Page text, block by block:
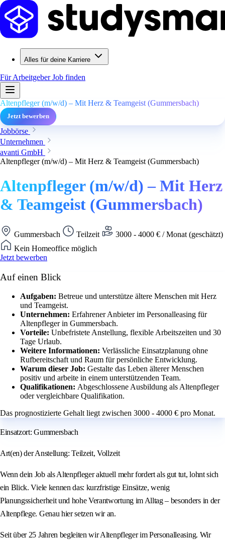
Alles für deine Karriere
Für ArbeitgeberJob finden
Altenpfleger (m/w/d) – Mit Herz & Teamgeist (Gummersbach)
Jetzt bewerben
Jobbörse
Unternehmen
avanti GmbH
Altenpfleger (m/w/d) – Mit Herz & Teamgeist (Gummersbach)
Altenpfleger (m/w/d) – Mit Herz
& Teamgeist (Gummersbach)
Gummersbach Teilzeit
3000 - 4000 € / Monat (geschätzt)
Kein Homeoffice möglich
Jetzt bewerben
Auf einen Blick
Aufgaben: Betreue und unterstütze ältere Menschen mit Herz
und Teamgeist.
Unternehmen: Erfahrener Anbieter im Personalleasing für
Altenpfleger in Gummersbach.
Vorteile: Unbefristete Anstellung, flexible Arbeitszeiten und 30
Tage Urlaub.
Weitere Informationen: Verlässliche Einsatzplanung ohne
Rufbereitschaft und Raum für persönliche Entwicklung.
Warum dieser Job: Gestalte das Leben älterer Menschen
positiv und arbeite in einem unterstützenden Team.
Qualifikationen: Abgeschlossene Ausbildung als Altenpfleger
oder vergleichbare Qualifikation.
Das prognostizierte Gehalt liegt zwischen 3000 - 4000 € pro Monat.
Einsatzort: Gummersbach
Art(en) der Anstellung: Teilzeit, Vollzeit
Wenn dein Job als Altenpfleger aktuell mehr fordert als gut tut, lohnt sich
ein Blick. Viele kennen das: kurzfristige Einsätze, wenig
Planungssicherheit und hohe Verantwortung im Alltag – besonders in der
Altenpflege. Genau hier setzen wir an.
Seit über 25 Jahren begleiten wir Altenpfleger im Personalleasing. Wir